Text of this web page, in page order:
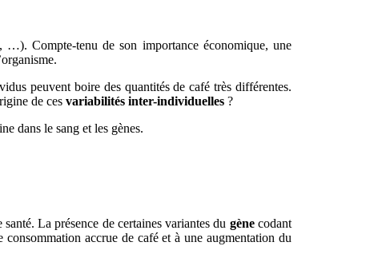
Compte-tenu de son importance économique, une
peuvent boire des quantités de café très différentes.
de ces variabilités inter-individuelles?
dans le sang et les gènes.
La présence de certaines variantes du gènecodant
accrue de café et à une augmentation du